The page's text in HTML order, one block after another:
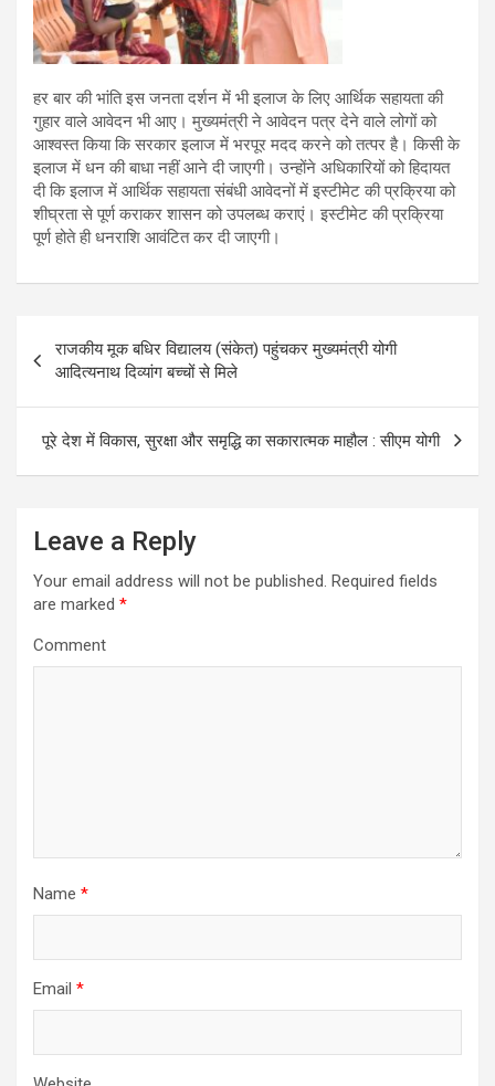
हर बार की भांति इस जनता दर्शन में भी इलाज के लिए आर्थिक सहायता की
गुहार वाले आवेदन भी आए। मुख्यमंत्री ने आवेदन पत्र देने वाले लोगों को
आश्वस्त किया कि सरकार इलाज में भरपूर मदद करने को तत्पर है। किसी के
इलाज में धन की बाधा नहीं आने दी जाएगी। उन्होंने अधिकारियों को हिदायत
दी कि इलाज में आर्थिक सहायता संबंधी आवेदनों में इस्टीमेट की प्रक्रिया को
शीघ्रता से पूर्ण कराकर शासन को उपलब्ध कराएं। इस्टीमेट की प्रक्रिया
पूर्ण होते ही धनराशि आवंटित कर दी जाएगी।
s
n
राजकीय मूक बधिर विद्यालय (संकेत) पहुंचकर मुख्यमंत्री योगी
आदित्यनाथ दिव्यांग बच्चों से मिले
पूरे देश में विकास, सुरक्षा और समृद्धि का सकारात्मक माहौल : सीएम योगी
Leave a Reply
Your email address will not be published. Required fields
are marked *
Comment
Name *
Email *